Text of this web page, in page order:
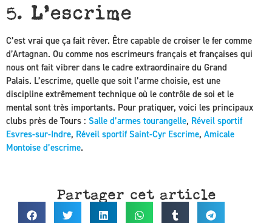
5. L’escrime
C’est vrai que ça fait rêver. Être capable de croiser le fer comme
d’Artagnan. Ou comme nos escrimeurs français et françaises qui
nous ont fait vibrer dans le cadre extraordinaire du Grand
Palais. L’escrime, quelle que soit l’arme choisie, est une
discipline extrêmement technique où le contrôle de soi et le
mental sont très importants. Pour pratiquer, voici les principaux
clubs près de Tours : Salle d’armes tourangelle, Réveil sportif
Esvres-sur-Indre, Réveil sportif Saint-Cyr Escrime, Amicale
Montoise d’escrime.
Partager cet article